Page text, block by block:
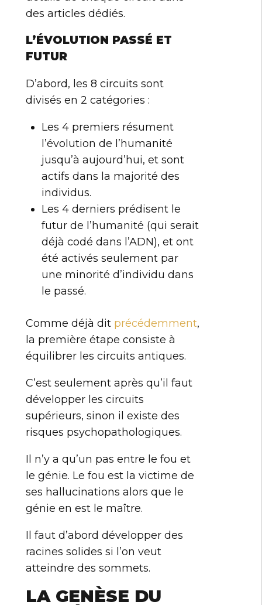
des articles dédiés.
L’ÉVOLUTION PASSÉ ET
FUTUR
D’abord, les 8 circuits sont
divisés en 2 catégories :
Les 4 premiers résument
l’évolution de l’humanité
jusqu’à aujourd’hui, et sont
actifs dans la majorité des
individus.
Les 4 derniers prédisent le
futur de l’humanité (qui serait
déjà codé dans l’ADN), et ont
été activés seulement par
une minorité d’individu dans
le passé.
Comme déjà dit précédemment,
la première étape consiste à
équilibrer les circuits antiques.
C’est seulement après qu’il faut
développer les circuits
supérieurs, sinon il existe des
risques psychopathologiques.
Il n’y a qu’un pas entre le fou et
le génie. Le fou est la victime de
ses hallucinations alors que le
génie en est le maître.
Il faut d’abord développer des
racines solides si l’on veut
atteindre des sommets.
LA GENÈSE DU